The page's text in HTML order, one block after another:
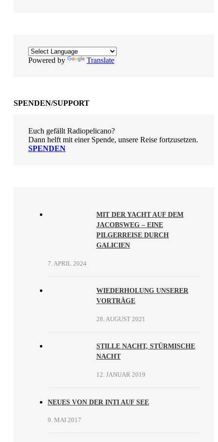
Powered by Translate
SPENDEN/SUPPORT
Euch gefällt Radiopelicano?
Dann helft mit einer Spende, unsere Reise fortzusetzen.
SPENDEN
MIT DER YACHT AUF DEM
JACOBSWEG – EINE
PILGERREISE DURCH
GALICIEN
7. APRIL 2024
WIEDERHOLUNG UNSERER
VORTRÄGE
28. AUGUST 2021
STILLE NACHT, STÜRMISCHE
NACHT
12. JANUAR 2019
NEUES VON DER INTI AUF SEE
9. MAI 2017